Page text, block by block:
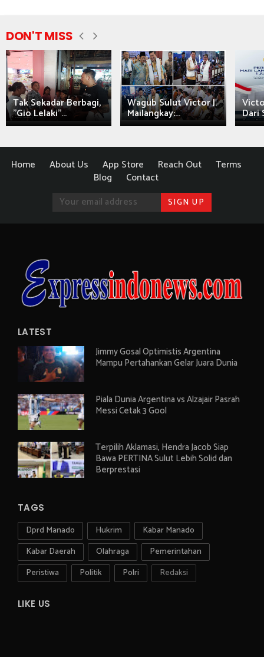
DON'T MISS
Tak Sekadar Berbagi,
"Gio Lelaki"...
Wagub Sulut Victor J.
Mailangkay:... Dari
Home About Us App Store Reach Out
Terms
Blog
Contact
LATEST
Jimmy Gosal Optimistis Argentina
Mampu Pertahankan Gelar Juara Dunia
Piala Dunia Argentina vs Alzajair Pasrah
Messi Cetak 3 Gool
Terpilih Aklamasi, Hendra Jacob Siap
Bawa PERTINA Sulut Lebih Solid dan
Berprestasi
TAGS
Dprd Manado Hukrim
Kabar Manado
Kabar Daerah
Olahraga
Pemerintahan
Peristiwa
Politik Polri Redaksi
LIKE US